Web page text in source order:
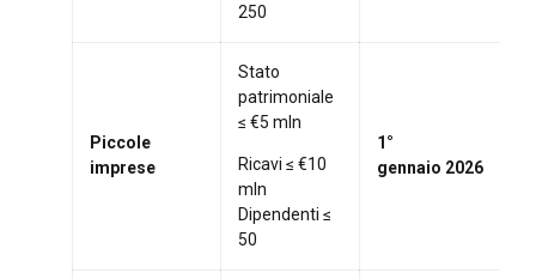
250
Piccole
imprese
Stato
patrimoniale
≤ €5 mln
Ricavi ≤ €10
mln
Dipendenti ≤
50
1°
gennaio 2026